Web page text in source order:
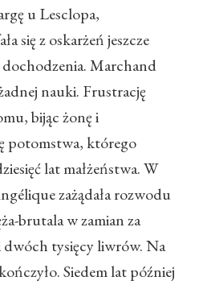
u Lesclopa,
się z oskarżeń jeszcze
Marchand
nauki. Frustrację
bijąc żonę i
potomstwa, którego
lat małżeństwa. W
zażądała rozwodu
brutala w zamian za
dwóch tysięcy liwrów. Na
Siedem lat później